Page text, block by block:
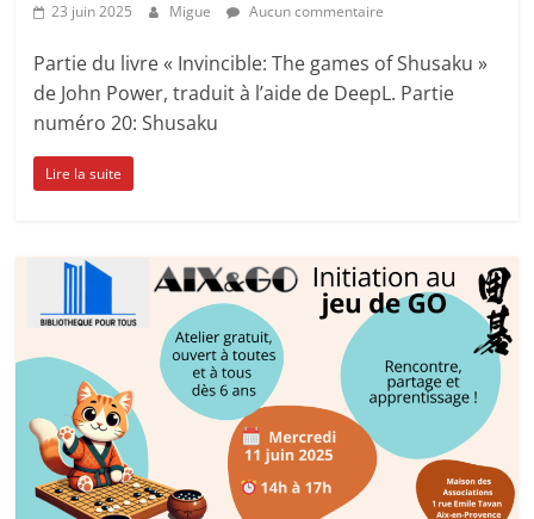
23 juin 2025 Migue Aucun commentaire
Partie du livre « Invincible: The games of Shusaku »
de John Power, traduit à l’aide de DeepL. Partie
numéro 20: Shusaku
Lire la suite